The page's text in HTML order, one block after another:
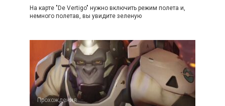
На карте "De Vertigo" нужно включить режим полета и,
немного полетав, вы увидите зеленую
Прохождения